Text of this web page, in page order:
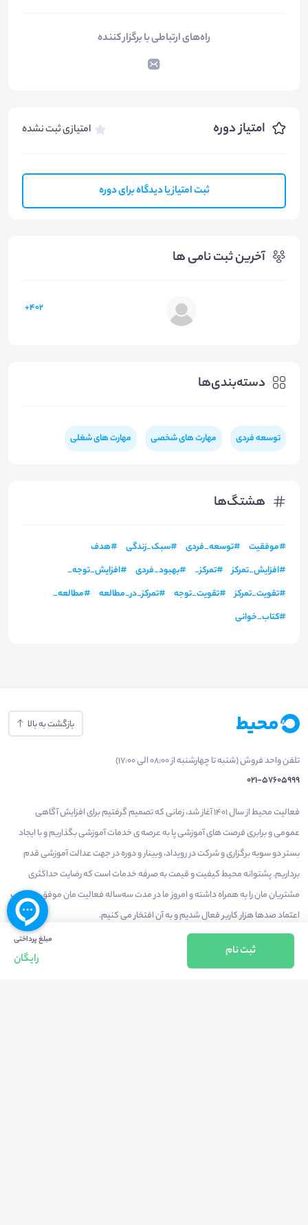
راه‌های ارتباطی با برگزار کننده
امتیاز دوره امتیازی ثبت نشده
ثبت امتیاز یا دیدگاه برای دوره
آخرین ثبت نامی ها
402+
دسته‌بندی‌ها
توسعه فردی مهارت های شخصی مهارت های شغلی
هشتگ‌ها
#موفقیت #توسعه_فردی #سبک_زندگی #هدف
#افزایش_تمرکز #تمرکز_ #بهبود_فردی #افزایش_توجه_
#تقویت_تمرکز #تقویت_توجه #تمرکز_در_مطالعه #مطالعه_
#کتاب_خوانی
مبلغ پرداختی
رایگان
ثبت نام
بازگشت به بالا
تلفن واحد فروش (شنبه تا چهارشنبه از 08:00 الی 17:00)
021-57605999
فعالیت محیط از سال 1401 آغاز شد، زمانی که تصمیم گرفتیم برای افزایش آگاهی
عمومی و برابری فرصت های آموزشی پا به عرصه ی خدمات آموزشی بگذاریم و با ایجاد
بستر دو سویه برگزاری و شرکت در رویداد، وبینار و دوره در جهت عدالت آموزشی قدم
برداریم. پشتوانه محیط کیفیت و قیمت به صرفه خدمات است که رضایت حداکثری
مشتریان مان را به همراه داشته و امروز ما در مدت سه‌ساله فعالیت مان موفق به کسب
اعتماد صدها هزار کاربر فعال شدیم و به آن افتخار می‌ کنیم.